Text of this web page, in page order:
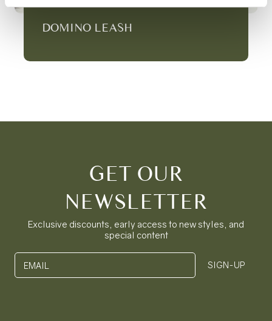
DOMINO LEASH
GET OUR
NEWSLETTER
Exclusive discounts, early access to new styles, and
special content
EMAIL SIGN-UP